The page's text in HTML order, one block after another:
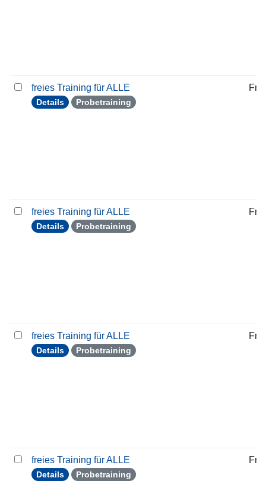
freies Training für ALLE
Details Probetraining
freies Training für ALLE
Details Probetraining
freies Training für ALLE
Details Probetraining
freies Training für ALLE
Details Probetraining